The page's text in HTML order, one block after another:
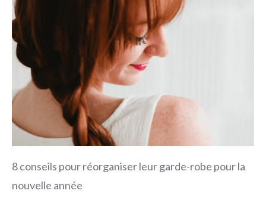
8 conseils pour réorganiser leur garde-robe pour la
nouvelle année